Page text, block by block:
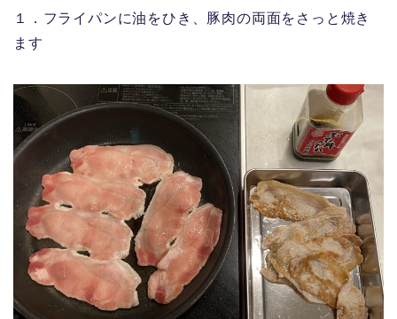
１．フライパンに油をひき、豚肉の両面をさっと焼き
ます